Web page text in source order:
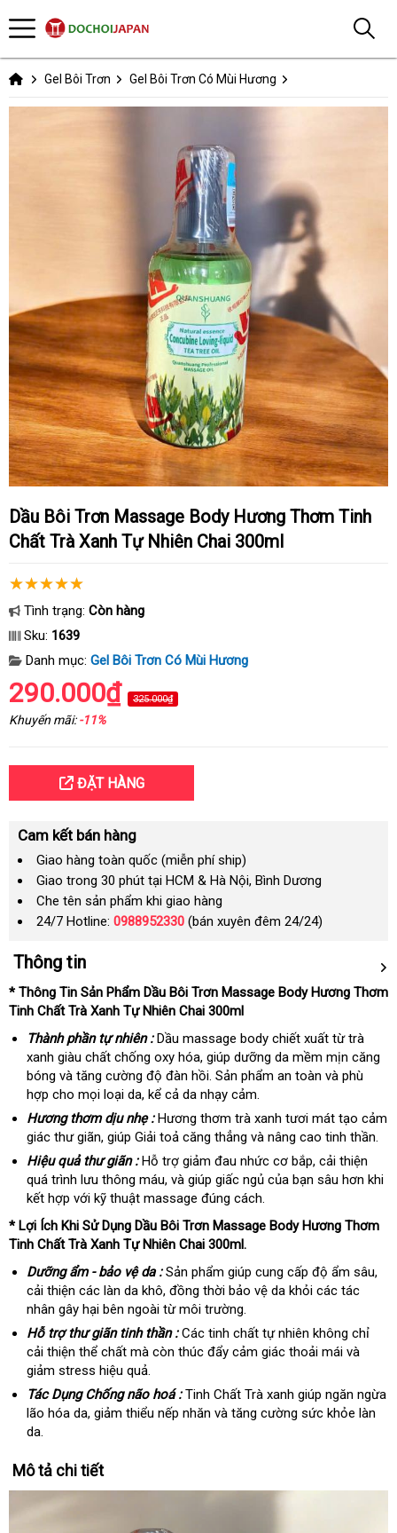
Gel Bôi Trơn Gel Bôi Trơn Có Mùi Hương
Dầu Bôi Trơn Massage Body Hương Thơm Tinh
Chất Trà Xanh Tự Nhiên Chai 300ml
Tình trạng: Còn hàng
Sku: 1639
Danh mục: Gel Bôi Trơn Có Mùi Hương
290.000₫ 325.000₫
Khuyến mãi:-11%
ĐẶT HÀNG
Cam kết bán hàng
Giao hàng toàn quốc (miễn phí ship)
Giao trong 30 phút tại HCM & Hà Nội, Bình Dương
Che tên sản phẩm khi giao hàng
24/7 Hotline: 0988952330 (bán xuyên đêm 24/24)
Thông tin
* Thông Tin Sản Phẩm Dầu Bôi Trơn Massage Body Hương Thơm
Tinh Chất Trà Xanh Tự Nhiên Chai 300ml
Thành phần tự nhiên :Dầu massage body chiết xuất từ trà
xanh giàu chất chống oxy hóa, giúp dưỡng da mềm mịn căng
bóng và tăng cường độ đàn hồi. Sản phẩm an toàn và phù
hợp cho mọi loại da, kể cả da nhạy cảm.
Hương thơm dịu nhẹ :Hương thơm trà xanh tươi mát tạo cảm
giác thư giãn, giúp Giải toả căng thẳng và nâng cao tinh thần.
Hiệu quả thư giãn :Hỗ trợ giảm đau nhức cơ bắp, cải thiện
quá trình lưu thông máu, và giúp giấc ngủ của bạn sâu hơn khi
kết hợp với kỹ thuật massage đúng cách.
* Lợi Ích Khi Sử Dụng Dầu Bôi Trơn Massage Body Hương Thơm
Tinh Chất Trà Xanh Tự Nhiên Chai 300ml.
Dưỡng ẩm - bảo vệ da :Sản phẩm giúp cung cấp độ ẩm sâu,
cải thiện các làn da khô, đồng thời bảo vệ da khỏi các tác
nhân gây hại bên ngoài từ môi trường.
Hỗ trợ thư giãn tinh thần :Các tinh chất tự nhiên không chỉ
cải thiện thể chất mà còn thúc đẩy cảm giác thoải mái và
giảm stress hiệu quả.
Tác Dụng Chống não hoá :Tinh Chất Trà xanh giúp ngăn ngừa
lão hóa da, giảm thiểu nếp nhăn và tăng cường sức khỏe làn
da.
Mô tả chi tiết